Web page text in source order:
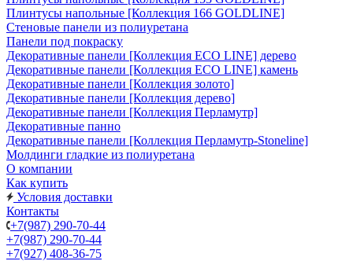
Плинтусы напольные [Коллекция 166 GOLDLINE]
Стеновые панели из полиуретана
Панели под покраску
Декоративные панели [Коллекция ECO LINE] дерево
Декоративные панели [Коллекция ECO LINE] камень
Декоративные панели [Коллекция золото]
Декоративные панели [Коллекция дерево]
Декоративные панели [Коллекция Перламутр]
Декоративные панно
Декоративные панели [Коллекция Перламутр-Stoneline]
Молдинги гладкие из полиуретана
О компании
Как купить
Условия доставки
Контакты
+7(987) 290-70-44
+7(987) 290-70-44
+7(927) 408-36-75